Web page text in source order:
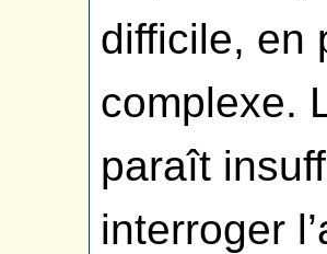
difficile, en
complexe.
paraît
interroger